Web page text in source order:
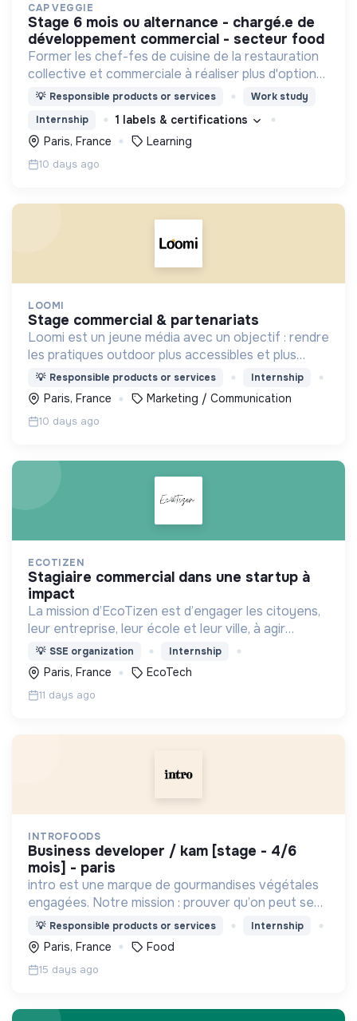
CAP VEGGIE
stage 6 mois ou alternance - chargé.e de
développement commercial - secteur food
Former les chef-fes de cuisine de la restauration
collective et commerciale à réaliser plus d'options
végétariennes et végan.
💡 Responsible products or services
Work study
Internship
1 labels & certifications
Paris, France
Learning
10 days ago
LOOMI
stage commercial & partenariats
Loomi est un jeune média avec un objectif : rendre
les pratiques outdoor plus accessibles et plus
responsables.
💡 Responsible products or services Internship
Paris, France Marketing / Communication
10 days ago
ECOTIZEN
stagiaire commercial dans une startup à
impact
La mission d’EcoTizen est d’engager les citoyens,
leur entreprise, leur école et leur ville, à agir
collectivement pour la transition écologique grâce
à un parcours guidé et immersif.
💡 SSE organization Internship
Paris, France EcoTech
11 days ago
INTROFOODS
business developer / kam [stage - 4/6
mois] - paris
intro est une marque de gourmandises végétales
engagées. Notre mission : prouver qu’on peut se
faire plaisir sans compromis.
💡 Responsible products or services Internship
Paris, France Food
15 days ago